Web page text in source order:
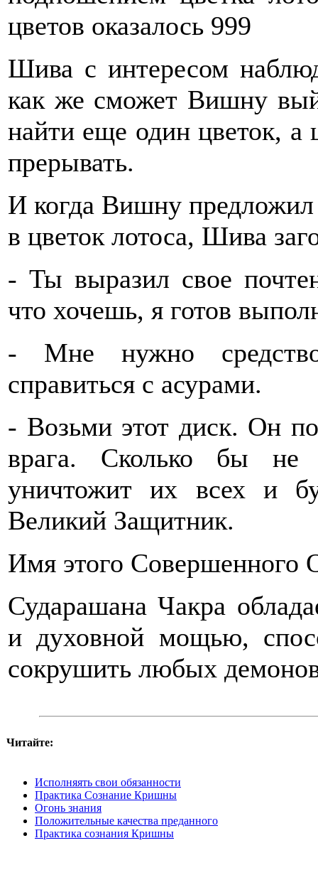
цветов оказалось 999
Шива с интересом
как же сможет Вишну
найти еще один цветок, а
прерывать.
И когда Вишну предложил
в цветок лотоса, Шива
- Ты выразил свое
что хочешь, я готов
- Мне нужно
справиться с асурами.
- Возьми этот диск. Он
врага. Сколько бы не
уничтожит их всех и
Великий Защитник.
Имя этого Совершенного
Сударашана Чакра
и духовной мощью,
сокрушить любых
Читайте:
Исполняять свои обязанности
Практика Сознание Кришны
Огонь знания
Положительные качества преданного
Практика сознания Кришны